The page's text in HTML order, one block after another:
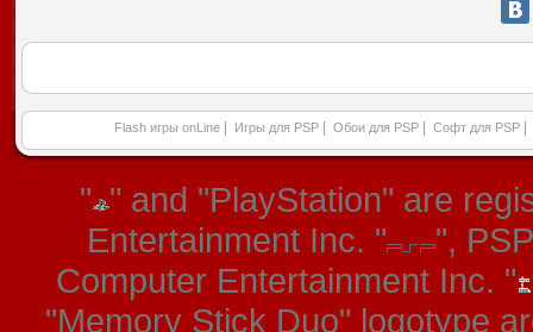
Flash игры onLine Игры для PSP Обои для PSP Софт для PSP
" " and "PlayStation" are
Entertainment Inc. "
",
Computer Entertainment Inc. "
"Memory Stick Duo" logotype